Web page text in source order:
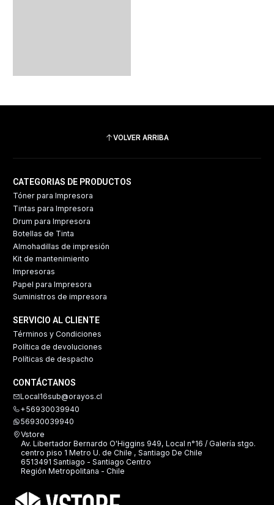
VOLVER ARRIBA
CATEGORIAS DE PRODUCTOS
Tóner para Impresora
Tintas para Impresora
Drum para Impresora
Botellas de Tinta
Almohadillas de impresión
Kit de mantenimiento
Impresoras
Papel para Impresora
Suministros de impresora
SERVICIO AL CLIENTE
Términos y Condiciones
Política de devoluciones
Políticas de despacho
CONTÁCTANOS
Local16sub@orayos.cl
+56930039940
56930039940
Vstore
Av. Libertador Bernardo O'Higgins 949, Local n°16 / Galería stgo.
centro piso 1 Metro U. de Chile , Santiago De Chile
6513491 Santiago - Santiago Centro
Región Metropolitana - Chile